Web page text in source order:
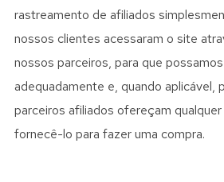
rastreamento de afiliados
nossos clientes acessaram o site
nossos parceiros, para que
adequadamente e, quando aplicável,
parceiros afiliados ofereçam
fornecê-lo para fazer uma compra.